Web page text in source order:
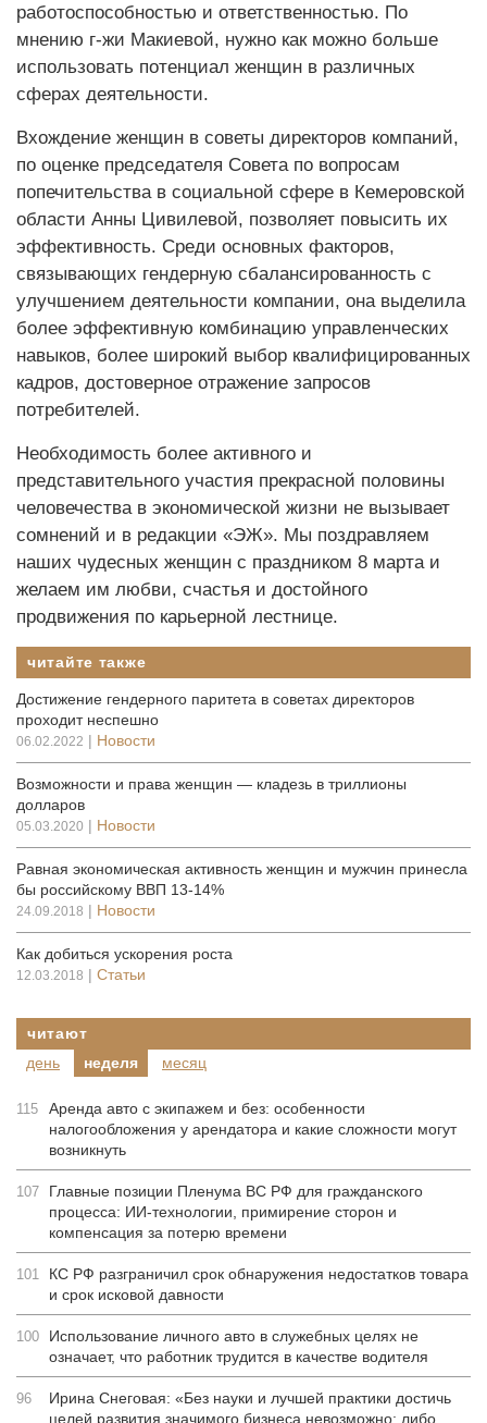
работоспособностью и ответственностью. По
мнению г-жи Макиевой, нужно как можно больше
использовать потенциал женщин в различных
сферах деятельности.
Вхождение женщин в советы директоров компаний,
по оценке председателя Совета по вопросам
попечительства в социальной сфере в Кемеровской
области Анны Цивилевой, позволяет повысить их
эффективность. Среди основных факторов,
связывающих гендерную сбалансированность с
улучшением деятельности компании, она выделила
более эффективную комбинацию управленческих
навыков, более широкий выбор квалифицированных
кадров, достоверное отражение запросов
потребителей.
Необходимость более активного и
представительного участия прекрасной половины
человечества в экономической жизни не вызывает
сомнений и в редакции «ЭЖ». Мы поздравляем
наших чудесных женщин с праздником 8 марта и
желаем им любви, счастья и достойного
продвижения по карьерной лестнице.
читайте также
Достижение гендерного паритета в советах директоров
проходит неспешно
06.02.2022 | Новости
Возможности и права женщин — кладезь в триллионы
долларов
05.03.2020 | Новости
Равная экономическая активность женщин и мужчин принесла
бы российскому ВВП 13-14%
24.09.2018 | Новости
Как добиться ускорения роста
12.03.2018 | Статьи
читают
день
неделя месяц
115
Аренда авто с экипажем и без: особенности
налогообложения у арендатора и какие сложности могут
возникнуть
107
Главные позиции Пленума ВС РФ для гражданского
процесса: ИИ-технологии, примирение сторон и
компенсация за потерю времени
101
КС РФ разграничил срок обнаружения недостатков товара
и срок исковой давности
100
Использование личного авто в служебных целях не
означает, что работник трудится в качестве водителя
96
Ирина Снеговая: «Без науки и лучшей практики достичь
целей развития значимого бизнеса невозможно: либо